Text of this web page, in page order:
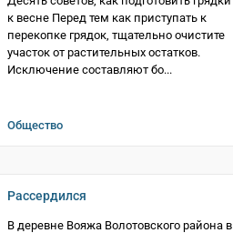
к весне Перед тем как приступать к
перекопке грядок, тщательно очистите
участок от растительных остатков.
Исключение составляют бо...
Общество
Рассердился
В деревне Вояжа Волотовского района в